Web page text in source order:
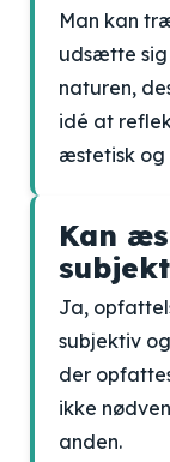
Man kan
udsætte sig
naturen,
idé at
æstetisk og
Kan
Ja,
subjektiv
der
ikke
anden.